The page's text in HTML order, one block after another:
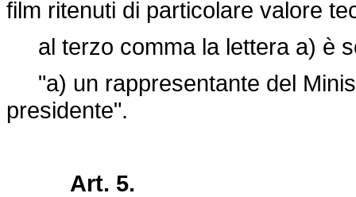
film ritenuti di particolare valore
al terzo comma la lettera a) è
"a) un rappresentante del
presidente".
Art. 5.